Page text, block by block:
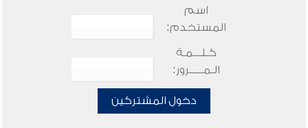
اسم
المستخدم:
كـلـــمـة
الـمـــــرور:
دخول المشتركين